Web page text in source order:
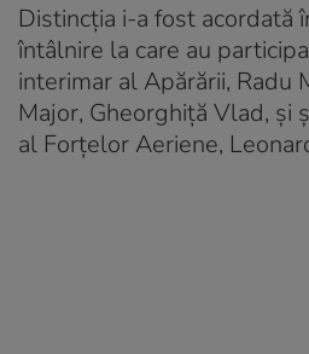
Distincția i-a fost acordată
întâlnire la care au
interimar al Apărării, Radu
Major, Gheorghiță Vlad, și
al Forțelor Aeriene,